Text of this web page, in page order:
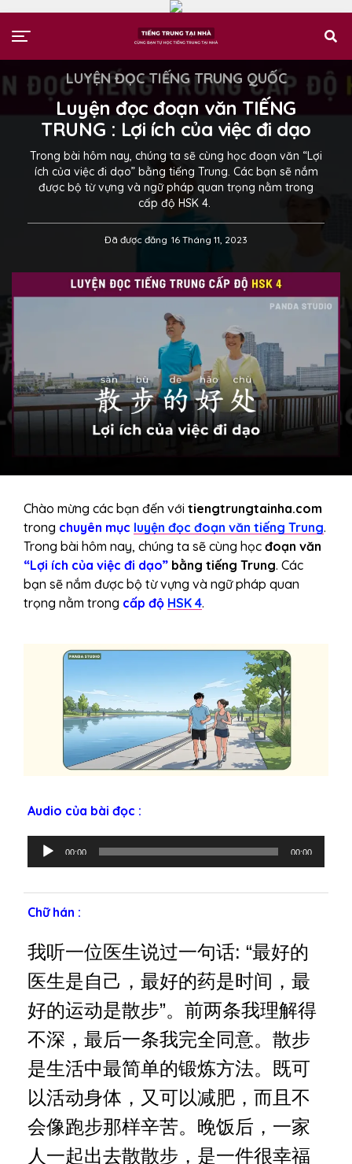
LUYỆN ĐỌC TIẾNG TRUNG QUỐC
Luyện đọc đoạn văn TIẾNG
TRUNG : Lợi ích của việc đi dạo
Trong bài hôm nay, chúng ta sẽ cùng học đoạn văn “Lợi
ích của việc đi dạo” bằng tiếng Trung. Các bạn sẽ nắm
được bộ từ vựng và ngữ pháp quan trọng nằm trong
cấp độ HSK 4.
Đã được đăng 16 Tháng 11, 2023
Chào mừng các bạn đến với tiengtrungtainha.com
trong chuyên mục luyện đọc đoạn văn tiếng Trung.
Trong bài hôm nay, chúng ta sẽ cùng học đoạn văn
“Lợi ích của việc đi dạo” bằng tiếng Trung. Các
bạn sẽ nắm được bộ từ vựng và ngữ pháp quan
trọng nằm trong cấp độ HSK 4.
Audio của bài đọc :
r
h
h
á
â
m
h
a
n
h
00:00 00:00
Chữ hán :
我听一位医生说过一句话: “最好的
医生是自己，最好的药是时间，最
好的运动是散步”。前两条我理解得
不深，最后一条我完全同意。散步
是生活中最简单的锻炼方法。既可
以活动身体，又可以减肥，而且不
会像跑步那样辛苦。晚饭后，一家
人一起出去散散步，是一件很幸福